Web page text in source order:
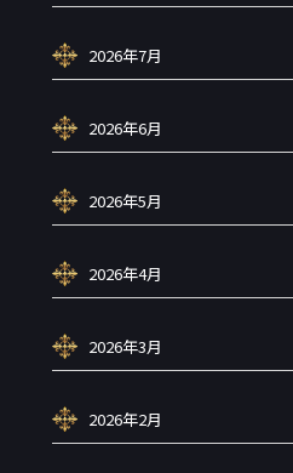
2026年7月
2026年6月
2026年5月
2026年4月
2026年3月
2026年2月